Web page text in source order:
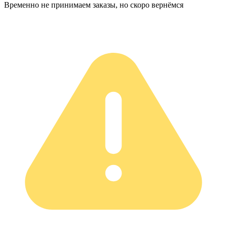
Временно не принимаем заказы, но скоро вернёмся